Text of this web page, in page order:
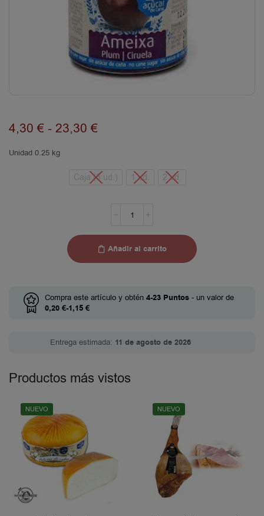
4,30 € - 23,30 €
Unidad 0.25 kg
Caja (6 ud.) 1 ud. 2 ud.
Añadir al carrito
Compra este artículo y obtén 4-23 Puntos - un valor de
0,20 €-1,15 €
Entrega estimada: 11 de agosto de 2026
Productos más vistos
NUEVO NUEVO